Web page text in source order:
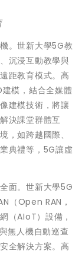
。世新大學5G教
沉浸互動教學與
距教育模式。高
模，結合全媒體
建模技術，將讓
決課堂群體互
，如跨越國際、
典禮等，5G讓虛
面。世新大學5G
（Open RAN，
（AIoT）設備，
無人機自動巡查
全解決方案。高